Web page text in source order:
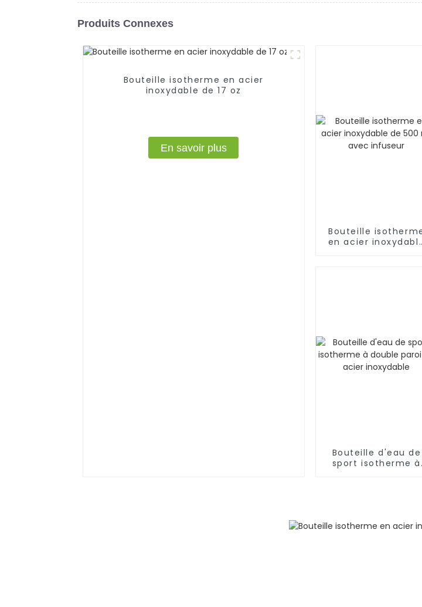
Produits Connexes
Bouteille isotherme en acier
inoxydable de 17 oz
En savoir plus
Bouteille
en acier
Bouteille d'eau de
sport isotherme à